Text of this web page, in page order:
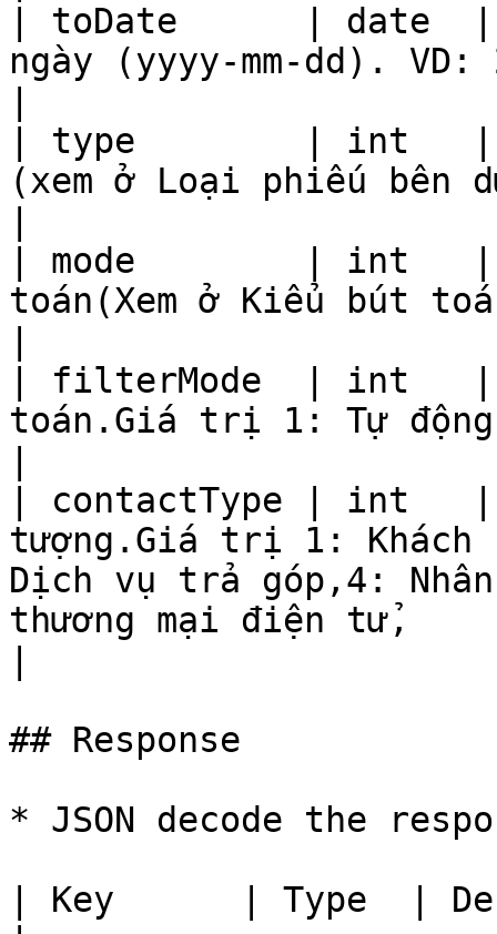
| toDate      | date  |
ngày (yyyy-mm-dd). VD:
| type        | int   |
(xem ở Loại phiếu bên
| mode        | int   |
toán(Xem ở Kiểu bút
| filterMode  | int   |
toán.Giá trị 1: Tự
| contactType | int   |
tượng.Giá trị 1: Khách
Dịch vụ trả góp,4:
thương mại điện tử,
## Response
* JSON decode the
| Key      | Type  |